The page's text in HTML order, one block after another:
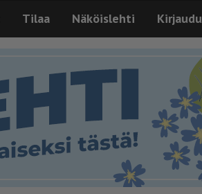
Tilaa Näköislehti Kirjaudu